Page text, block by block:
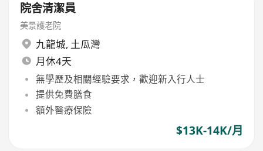
院舍清潔員
美景護老院
九龍城, 土瓜灣
月休4天
無學歷及相關經驗要求，歡迎新入行人士
提供免費膳食
額外醫療保險
$13K-14K/月